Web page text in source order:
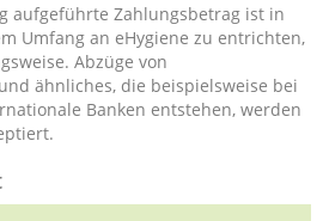
aufgeführte Zahlungsbetrag ist in
Umfang an eHygiene zu entrichten,
Abzüge von
ähnliches, die beispielsweise bei
Banken entstehen, werden